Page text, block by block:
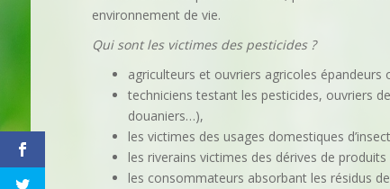
environnement de vie.
Qui sont les victimes des pesticides ?
agriculteurs et ouvriers agricoles
techniciens testant les pesticides, ouvriers
douaniers…),
les victimes des usages domestiques
les riverains victimes des dérives de
les consommateurs absorbant les résidus